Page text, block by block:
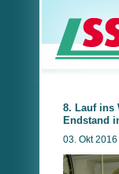
8. Lauf ins
Endstand
03. Okt 2016